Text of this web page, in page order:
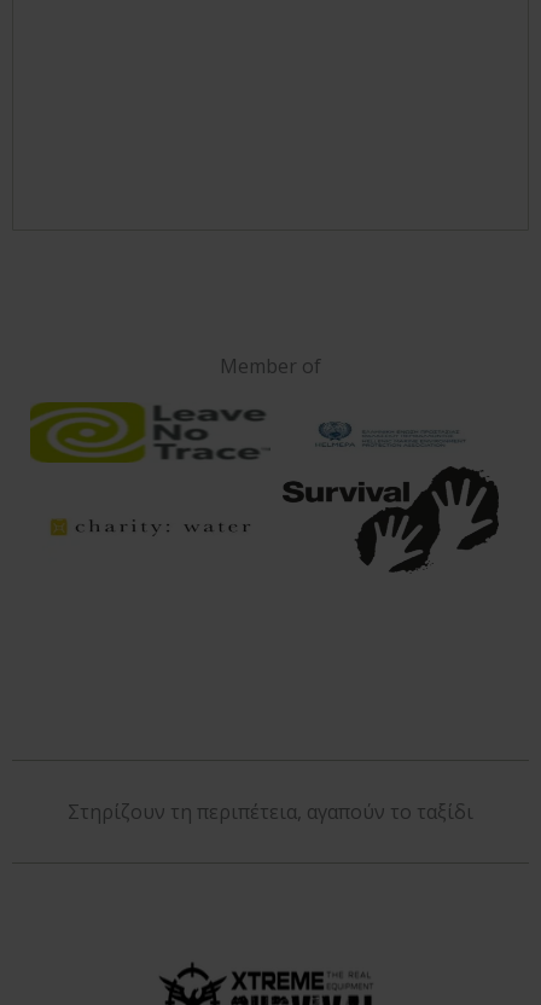
Member of
Στηρίζουν τη περιπέτεια, αγαπούν το ταξίδι